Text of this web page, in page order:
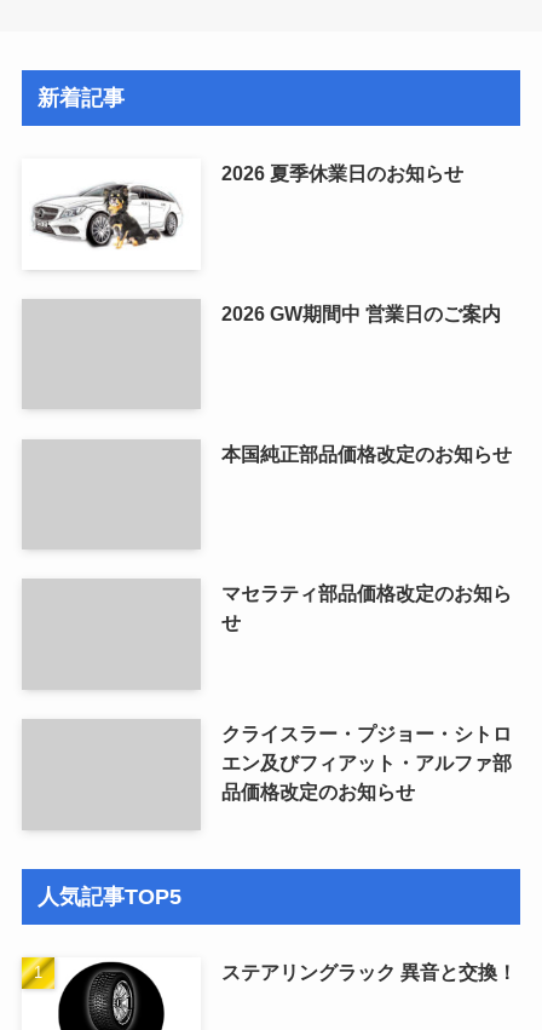
新着記事
2026 夏季休業日のお知らせ
2026 GW期間中 営業日のご案内
本国純正部品価格改定のお知らせ
マセラティ部品価格改定のお知ら
せ
クライスラー・プジョー・シトロ
エン及びフィアット・アルファ部
品価格改定のお知らせ
人気記事TOP5
ステアリングラック 異音と交換！